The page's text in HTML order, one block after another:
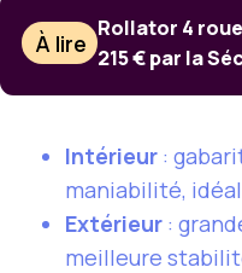
À lire
Rollator 4
215 € par la
Intérieur :
maniabilité,
Extérieur :
meilleure